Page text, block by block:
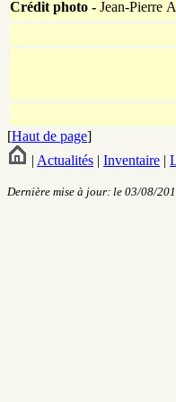
Crédit photo - Jean-Pierre
[Haut de page]
| Actualités | Inventaire |
Dernière mise à jour: le 03/08/